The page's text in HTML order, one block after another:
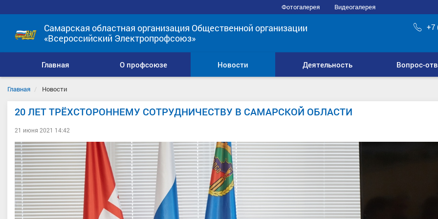
Фотогалерея Видеогалерея
Самарская областная организация Общественной организации
«Всероссийский Электропрофсоюз»
+7
Главная О профсоюзе Новости Деятельность Вопрос-
Главная Новости
20 ЛЕТ ТРЁХСТОРОННЕМУ СОТРУДНИЧЕСТВУ В САМАРСКОЙ ОБЛАСТИ
21 июня 2021 14:42